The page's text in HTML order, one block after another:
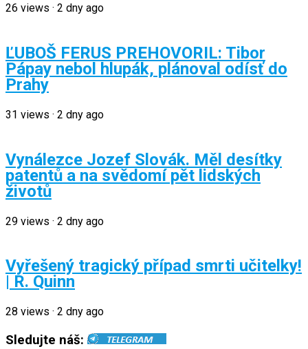
26 views · 2 dny ago
ĽUBOŠ FERUS PREHOVORIL: Tibor
Pápay nebol hlupák, plánoval odísť do
Prahy
31 views · 2 dny ago
Vynálezce Jozef Slovák. Měl desítky
patentů a na svědomí pět lidských
životů
29 views · 2 dny ago
Vyřešený tragický případ smrti učitelky!
| R. Quinn
28 views · 2 dny ago
Sledujte náš: